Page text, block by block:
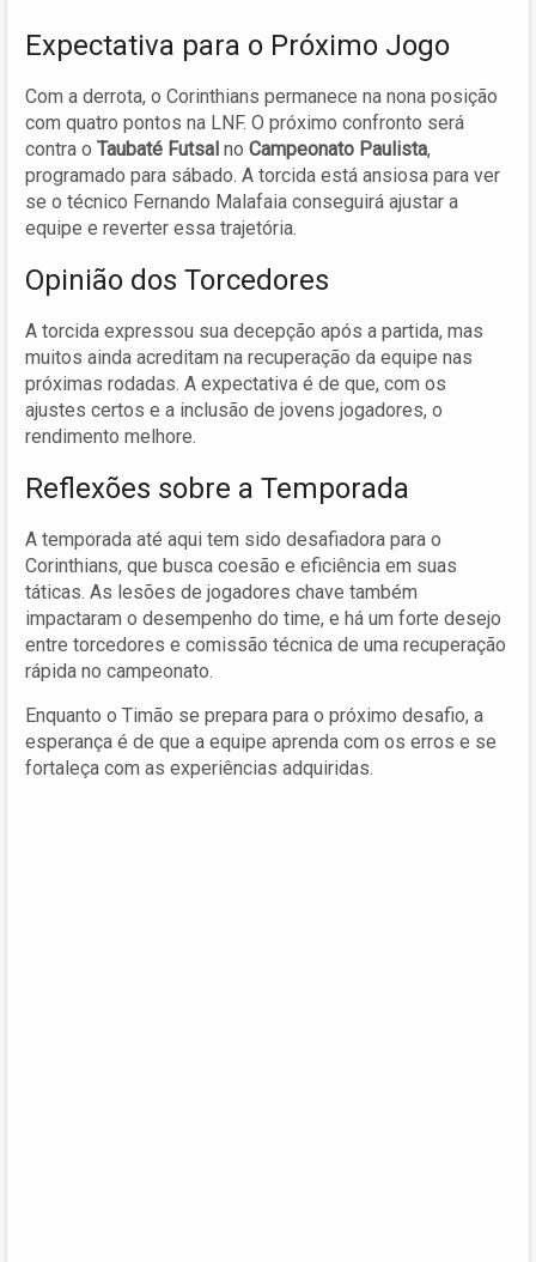
Expectativa para o Próximo Jogo
Com a derrota, o Corinthians permanece na nona posição
com quatro pontos na LNF. O próximo confronto será
contra o Taubaté Futsal no Campeonato Paulista,
programado para sábado. A torcida está ansiosa para ver
se o técnico Fernando Malafaia conseguirá ajustar a
equipe e reverter essa trajetória.
Opinião dos Torcedores
A torcida expressou sua decepção após a partida, mas
muitos ainda acreditam na recuperação da equipe nas
próximas rodadas. A expectativa é de que, com os
ajustes certos e a inclusão de jovens jogadores, o
rendimento melhore.
Reflexões sobre a Temporada
A temporada até aqui tem sido desafiadora para o
Corinthians, que busca coesão e eficiência em suas
táticas. As lesões de jogadores chave também
impactaram o desempenho do time, e há um forte desejo
entre torcedores e comissão técnica de uma recuperação
rápida no campeonato.
Enquanto o Timão se prepara para o próximo desafio, a
esperança é de que a equipe aprenda com os erros e se
fortaleça com as experiências adquiridas.